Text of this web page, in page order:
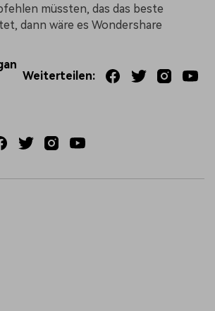
müssten, das das beste
dann wäre es Wondershare
Weiterteilen: